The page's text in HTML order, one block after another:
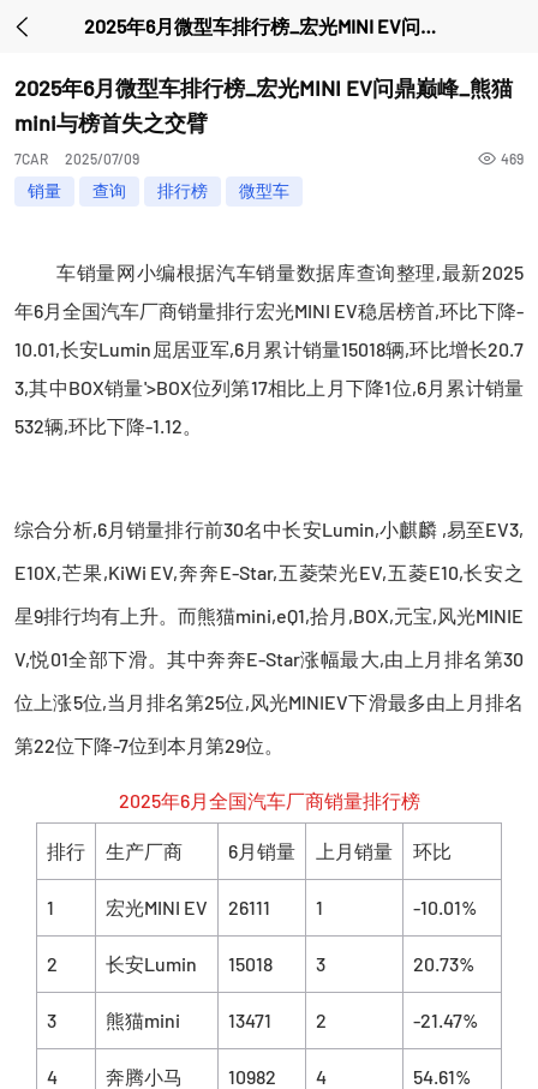
2025年6月微型车排行榜_宏光MINI EV问鼎巅峰_熊猫mini与榜首失之交臂
2025年6月微型车排行榜_宏光MINI EV问鼎巅峰_熊猫
mini与榜首失之交臂
7CAR 2025/07/09 469
销量 查询 排行榜 微型车
车销量网小编根据汽车销量数据库查询整理,最新2025
年6月全国汽车厂商销量排行宏光MINI EV稳居榜首,环比下降-
10.01,长安Lumin屈居亚军,6月累计销量15018辆,环比增长20.7
3,其中BOX销量'>BOX位列第17相比上月下降1位,6月累计销量
532辆,环比下降-1.12。
综合分析,6月销量排行前30名中长安Lumin,小麒麟 ,易至EV3,
E10X,芒果,KiWi EV,奔奔E-Star,五菱荣光EV,五菱E10,长安之
星9排行均有上升。而熊猫mini,eQ1,拾月,BOX,元宝,风光MINIE
V,悦01全部下滑。其中奔奔E-Star涨幅最大,由上月排名第30
位上涨5位,当月排名第25位,风光MINIEV下滑最多由上月排名
第22位下降-7位到本月第29位。
2025年6月全国汽车厂商销量排行榜
排行 生产厂商 6月销量 上月销量 环比
1 宏光MINI EV 26111 1 -10.01%
2 长安Lumin 15018 3 20.73%
3 熊猫mini 13471 2 -21.47%
4 奔腾小马 10982 4 54.61%